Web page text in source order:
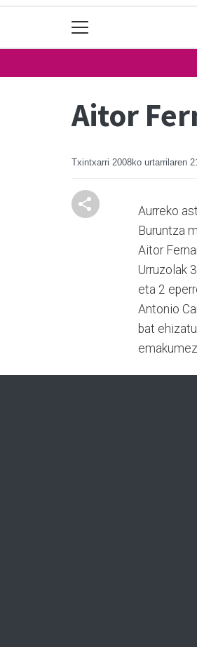
Aitor
Txintxarri 2008ko urtarrilaren
Aurreko
Buruntza
Aitor
Urruzolak
eta 2
Antonio
bat